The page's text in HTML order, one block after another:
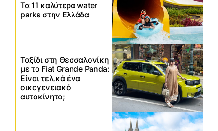
Τα 11 καλύτερα water
parks στην Ελλάδα
Ταξίδι στη Θεσσαλονίκη
με το Fiat Grande Panda:
Είναι τελικά ένα
οικογενειακό
αυτοκίνητο;